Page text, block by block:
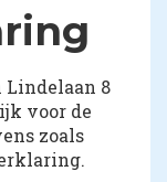
Lindelaan 8
voor de
zoals